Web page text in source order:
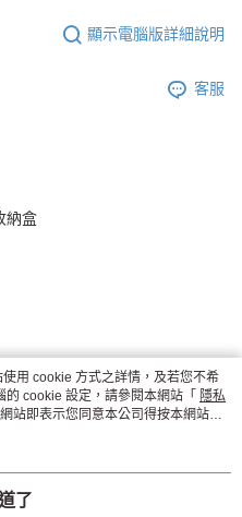
顯示電腦版詳細說明
客服
納盒
用 cookie 方式之詳情，及若您不希
cookie 設定，請參閱本網站「 隱私
站即表示您同意本公司得按本網站使
了